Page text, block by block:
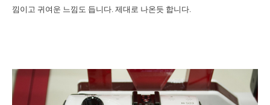
낌이고 귀여운 느낌도 듭니다. 제대로 나온듯 합니다.